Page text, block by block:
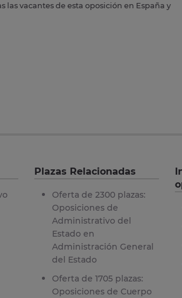
las vacantes de esta oposición en España y
Plazas Relacionadas
Oferta de 2300 plazas:
Oposiciones de
Administrativo del
Estado en
Administración General
del Estado
Oferta de 1705 plazas:
Oposiciones de Cuerpo